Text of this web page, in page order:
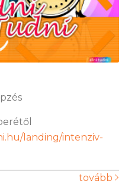
landing/intenziv-
tovább